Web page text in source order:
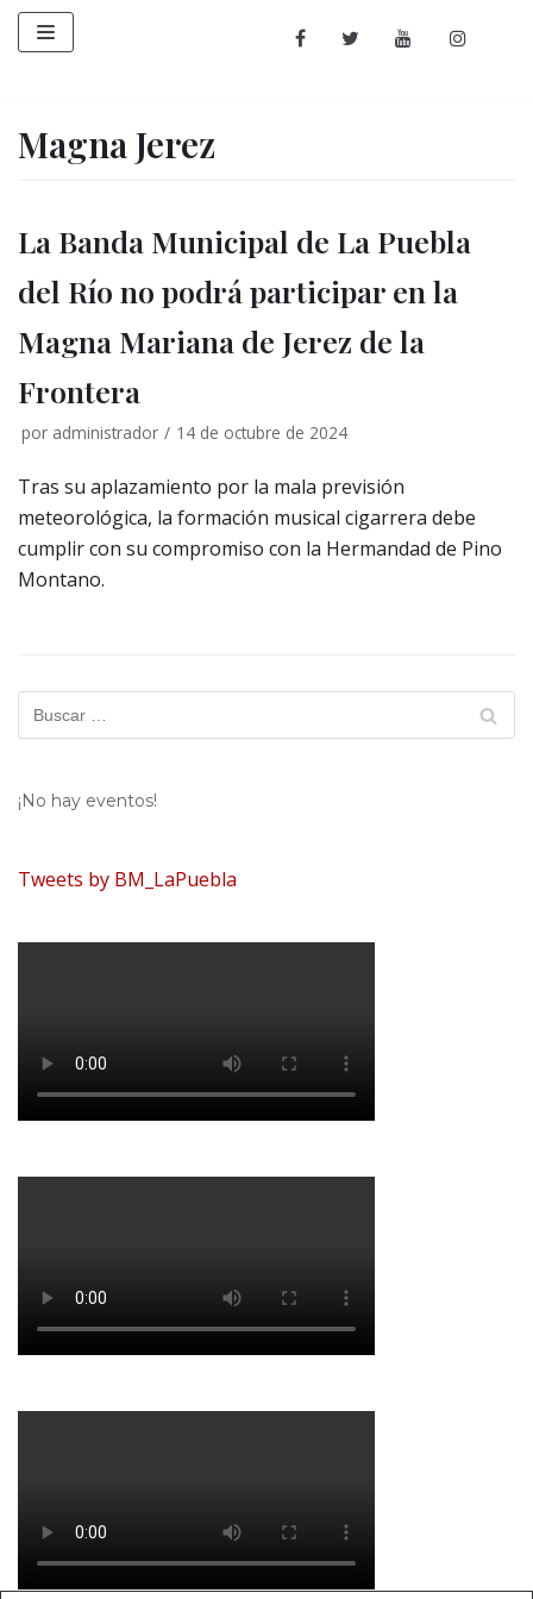
Saltar
al
Magna Jerez
La Banda Municipal de La Puebla
del Río no podrá participar en la
Magna Mariana de Jerez de la
Frontera
por administrador 14 de octubre de 2024
Tras su aplazamiento por la mala previsión
meteorológica, la formación musical cigarrera debe
cumplir con su compromiso con la Hermandad de Pino
Montano.
¡No hay eventos!
Tweets by BM_LaPuebla